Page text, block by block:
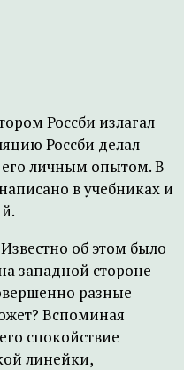
Россби излагал
Россби делал
его личным опытом. В
в учебниках и
об этом было
западной стороне
разные
Вспоминая
спокойствие
линейки,